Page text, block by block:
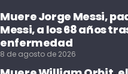
Muere Jorge Messi,
Messi, a los 68 años
enfermedad
8 de agosto de 2026